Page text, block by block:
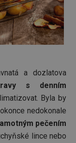
a dozlatova
s denním
Byla by
nedokonale
pečením
lince nebo